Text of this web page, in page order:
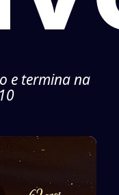
e termina na